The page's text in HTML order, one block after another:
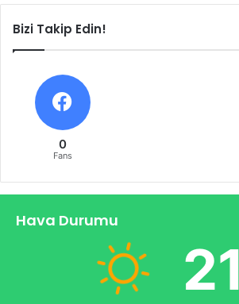
Bizi Takip Edin!
0
Fans
Hava Durumu
21